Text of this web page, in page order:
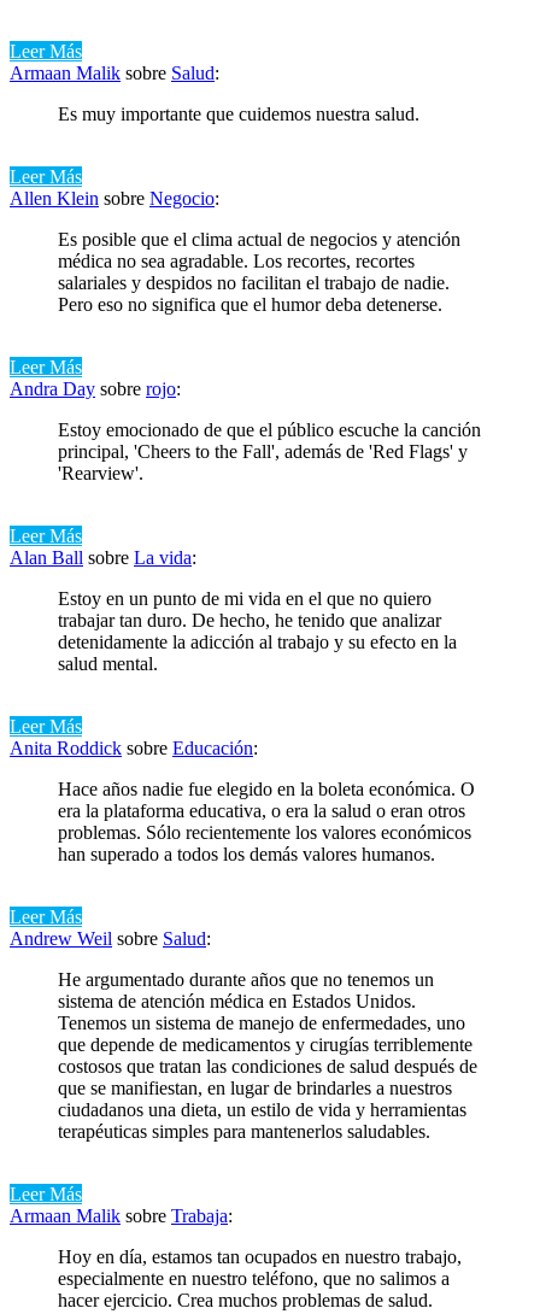
Leer Más
Armaan Malik sobre Salud:
Es muy importante que cuidemos nuestra salud.
Leer Más
Allen Klein sobre Negocio:
Es posible que el clima actual de negocios y atención
médica no sea agradable. Los recortes, recortes
salariales y despidos no facilitan el trabajo de nadie.
Pero eso no significa que el humor deba detenerse.
Leer Más
Andra Day sobre rojo:
Estoy emocionado de que el público escuche la canción
principal, 'Cheers to the Fall', además de 'Red Flags' y
'Rearview'.
Leer Más
Alan Ball sobre La vida:
Estoy en un punto de mi vida en el que no quiero
trabajar tan duro. De hecho, he tenido que analizar
detenidamente la adicción al trabajo y su efecto en la
salud mental.
Leer Más
Anita Roddick sobre Educación:
Hace años nadie fue elegido en la boleta económica. O
era la plataforma educativa, o era la salud o eran otros
problemas. Sólo recientemente los valores económicos
han superado a todos los demás valores humanos.
Leer Más
Andrew Weil sobre Salud:
He argumentado durante años que no tenemos un
sistema de atención médica en Estados Unidos.
Tenemos un sistema de manejo de enfermedades, uno
que depende de medicamentos y cirugías terriblemente
costosos que tratan las condiciones de salud después de
que se manifiestan, en lugar de brindarles a nuestros
ciudadanos una dieta, un estilo de vida y herramientas
terapéuticas simples para mantenerlos saludables.
Leer Más
Armaan Malik sobre Trabaja:
Hoy en día, estamos tan ocupados en nuestro trabajo,
especialmente en nuestro teléfono, que no salimos a
hacer ejercicio. Crea muchos problemas de salud.